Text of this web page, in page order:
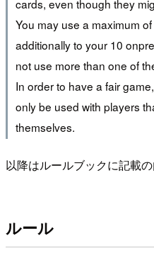
cards, even though they
You may use a maximum
additionally to your 10
not use more than one of
In order to have a fair
only be used with players
themselves.
以降はルールブックに記載
ルール